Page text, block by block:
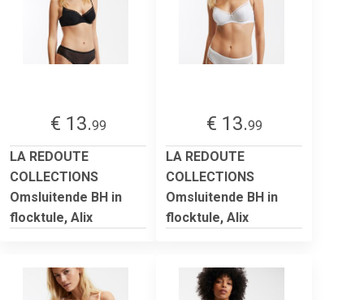
€ 13.99
LA REDOUTE
COLLECTIONS
Omsluitende BH in
flocktule, Alix
€ 13.99
LA REDOUTE
COLLECTIONS
Omsluitende BH in
flocktule, Alix